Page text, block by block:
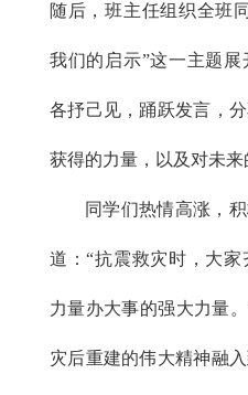
随后，班主任组织全班
我们的启示”这一主题
各抒己见，踊跃发言，
获得的力量，以及对未来
同学们热情高涨，
道：“抗震救灾时，大
力量办大事的强大力量
灾后重建的伟大精神融